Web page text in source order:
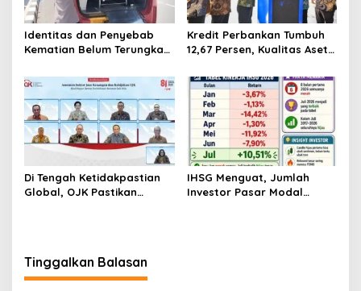
Identitas dan Penyebab
Kematian Belum Terungkap,
Ditemukan Mengapung di
Pantai Lere Palu, Kondisi
Tubuh Sudah Terurai
Dicabik Buaya
Kredit Perbankan Tumbuh
12,67 Persen, Kualitas Aset
Tetap Kokoh Juni 2026
Di Tengah Ketidakpastian
Global, OJK Pastikan
IHSG Menguat, Jumlah
Investor Pasar Modal
Tinggalkan Balasan